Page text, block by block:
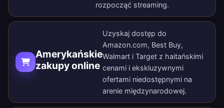
rozpocząć streaming.
Amerykańskie
zakupy online
Uzyskaj dostęp do
Amazon.com, Best Buy,
Walmart i Target z haitańskimi
cenami i ekskluzywnymi
ofertami niedostępnymi na
arenie międzynarodowej.